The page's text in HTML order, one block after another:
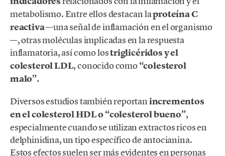
metabolismo. Entre ellos destacan laproteína C
reactiva—una señal de inflamación en el organismo
—, otras moléculas implicadas en la respuesta
inflamatoria, así como lostriglicéridos y el
colesterol LDL, conocido como“colesterol
malo”.
Diversos estudios también reportanincrementos
en el colesterol HDL o “colesterol bueno”,
especialmente cuando se utilizan extractos ricos en
delphinidina, un tipo específico de antocianina.
Estos efectos suelen ser más evidentes en personas